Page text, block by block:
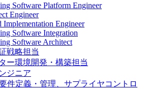
Software Platform Engineer
Engineer
Engineer
Software Integration
Software Architect
戦略担当
ー環境開発・構築担当
ジニア
件定義・管理、サプライヤコントロ